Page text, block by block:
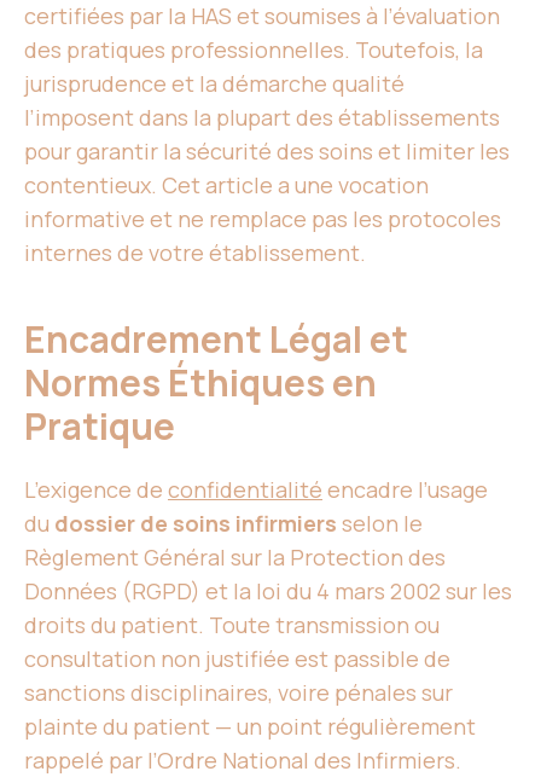
certifiées par la HAS et soumises à l’évaluation
des pratiques professionnelles. Toutefois, la
jurisprudence et la démarche qualité
l’imposent dans la plupart des établissements
pour garantir la sécurité des soins et limiter les
contentieux. Cet article a une vocation
informative et ne remplace pas les protocoles
internes de votre établissement.
Encadrement Légal et
Normes Éthiques en
Pratique
L’exigence de confidentialité encadre l’usage
du dossier de soins infirmiers selon le
Règlement Général sur la Protection des
Données (RGPD) et la loi du 4 mars 2002 sur les
droits du patient. Toute transmission ou
consultation non justifiée est passible de
sanctions disciplinaires, voire pénales sur
plainte du patient — un point régulièrement
rappelé par l’Ordre National des Infirmiers.